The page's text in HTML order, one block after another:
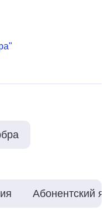
Абонентский